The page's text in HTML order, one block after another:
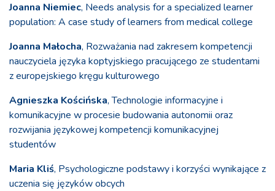
Joanna Niemiec, Needs analysis for a specialized learner
population: A case study of learners from medical college
Joanna Małocha, Rozważania nad zakresem kompetencji
nauczyciela języka koptyjskiego pracującego ze studentami
z europejskiego kręgu kulturowego
Agnieszka Kościńska, Technologie informacyjne i
komunikacyjne w procesie budowania autonomii oraz
rozwijania językowej kompetencji komunikacyjnej
studentów
Maria Kliś, Psychologiczne podstawy i korzyści wynikające z
uczenia się języków obcych